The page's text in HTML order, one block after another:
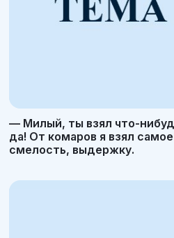
— Милый, ты взял что-
да! От комаров я взял
смелость, выдержку.